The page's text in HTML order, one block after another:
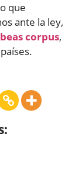
que
ante la ley,
corpus,